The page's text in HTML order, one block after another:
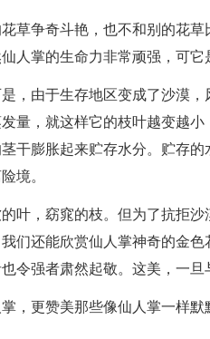
草争奇斗艳，也不和别的花
掌的生命力非常顽强，可它
，由于生存地区变成了沙漠
量，就这样它的枝叶越变越
干膨胀起来贮存水分。贮存
境。
叶，窈窕的枝。但为了抗拒
们还能欣赏仙人掌神奇的金色
令强者肃然起敬。这美，一旦
，更赞美那些像仙人掌一样